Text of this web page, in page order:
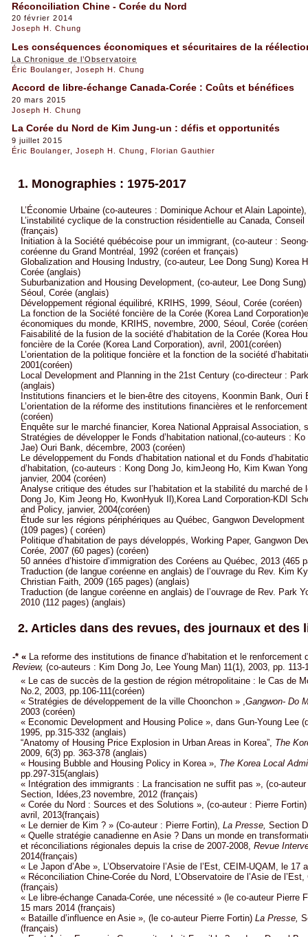
Réconciliation Chine - Corée du Nord
20 février 2014
Joseph H. Chung
Les conséquences économiques et sécuritaires de la
La Chronique de l’Observatoire
Éric Boulanger, Joseph H. Chung
Accord de libre-échange Canada-Corée : Coûts et bénéfices
20 mars 2015
Joseph H. Chung
La Corée du Nord de Kim Jung-un : défis et opportunités
9 juillet 2015
Éric Boulanger, Joseph H. Chung Florian Gauthier
1. Monographies : 1975-2017
L’Économie Urbaine (co-auteures : Dominique Achour et Alain
L’instabilité cyclique de la construction résidentielle au Canada,
(français)
Initiation à la Société québécoise pour un immigrant, (co-auteur :
coréenne du Grand Montréal, 1992 (coréen et français)
Globalization and Housing Industry, (co-auteur, Lee Dong Sung) Korea
Corée (anglais)
Suburbanization and Housing Development, (co-auteur, Lee Dong
Séoul, Corée (anglais)
Développement régional équilibré, KRIHS, 1999, Séoul, Corée (coréen)
La fonction de la Société foncière de la Corée (Korea Land
économiques du monde, KRIHS, novembre, 2000, Séoul, Corée
Faisabilité de la fusion de la société d’habitation de la Corée (Korea
foncière de la Corée (Korea Land Corporation), avril, 2001(coréen)
L’orientation de la politique foncière et la fonction de la société
2001(coréen)
Local Development and Planning in the 21st Century (co-directeur :
(anglais)
Institutions financiers et le bien-être des citoyens, Koonmin Bank, Ouri
L’orientation de la réforme des institutions financières et le
(coréen)
Enquête sur le marché financier, Korea National Appraisal Association,
Stratégies de développer le Fonds d’habitation national,(co-auteurs :
Jae) Ouri Bank, décembre, 2003 (coréen)
Le développement du Fonds d’habitation national et du Fonds
d’habitation, (co-auteurs : Kong Dong Jo, kimJeong Ho, Kim Kwan
janvier, 2004 (coréen)
Analyse critique des études sur l’habitation et la stabilité du marché de
Dong Jo, Kim Jeong Ho, KwonHyuk Il),Korea Land Corporation-KDI
and Policy, janvier, 2004(coréen)
Étude sur les régions périphériques au Québec, Gangwon
(109 pages) ( coréen)
Politique d’habitation de pays développés, Working Paper, Gangwon
Corée, 2007 (60 pages) (coréen)
50 années d’histoire d’immigration des Coréens au Québec, 2013 (465
Traduction (de langue coréenne en anglais) de l’ouvrage du Rev. Kim
Christian Faith, 2009 (165 pages) (anglais)
Traduction (de langue coréenne en anglais) de l’ouvrage de Rev. Park
2010 (112 pages) (anglais)
2. Articles dans des revues, des journaux et des
-* « La reforme des institutions de finance d’habitation et le renforcement
Review, (co-auteurs : Kim Dong Jo, Lee Young Man) 11(1), 2003, pp. 113-
« Le cas de succès de la gestion de région métropolitaine : le Cas de
No.2, 2003, pp.106-111(coréen)
« Stratégies de développement de la ville Choonchon » ,Gangwon- Do
2003 (coréen)
« Economic Development and Housing Police », dans Gun-Young Lee
1995, pp.315-332 (anglais)
“Anatomy of Housing Price Explosion in Urban Areas in Korea”, The
2009, 6(3) pp. 363-378 (anglais)
« Housing Bubble and Housing Policy in Korea », The Korea Local
pp.297-315(anglais)
« Intégration des immigrants : La francisation ne suffit pas », (co-
Section, Idées,23 novembre, 2012 (français)
« Corée du Nord : Sources et des Solutions », (co-auteur : Pierre
avril, 2013(français)
« Le dernier de Kim ? » (Co-auteur : Pierre Fortin), La Presse, Section
« Quelle stratégie canadienne en Asie ? Dans un monde en
et réconciliations régionales depuis la crise de 2007-2008, Revue
2014(français)
« Le Japon d’Abe », L’Observatoire l’Asie de l’Est, CEIM-UQAM, le 17
« Réconciliation Chine-Corée du Nord, L’Observatoire de l’Asie de
(français)
« Le libre-échange Canada-Corée, une nécessité » (le co-auteur Pierre
15 mars 2014 (français)
« Bataille d’influence en Asie », (le co-auteur Pierre Fortin)La Presse,
(français)